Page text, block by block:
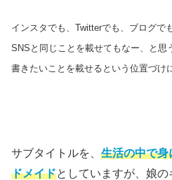
インスタでも、Twitterでも、ブログで
SNSと同じことを載せてもなー、と思
書きたいことを載せるという 位置づけ
サブタイトルを、 生活の中で身
ドメイドとしていますが、娘